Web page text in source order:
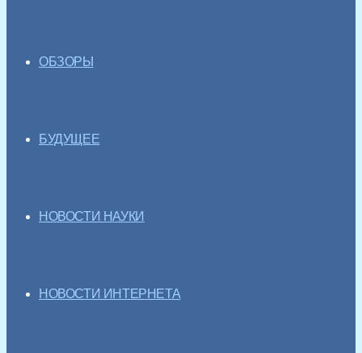
ОБЗОРЫ
БУДУЩЕЕ
НОВОСТИ НАУКИ
НОВОСТИ ИНТЕРНЕТА